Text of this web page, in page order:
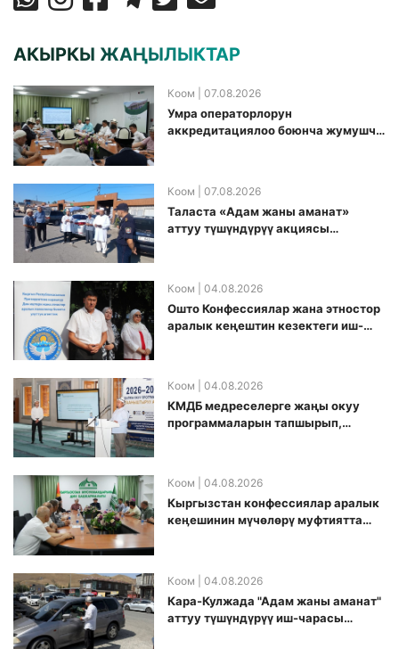
АКЫРКЫ ЖАҢЫЛЫКТАР
Коом | 07.08.2026
Умра операторлорун
аккредитациялоо боюнча жумушчу
Коом | 07.08.2026
Таласта «Адам жаны аманат»
аттуу түшүндүрүү акциясы
Коом | 04.08.2026
Ошто Конфессиялар жана этностор
аралык кеңештин кезектеги иш-
Коом | 04.08.2026
КМДБ медреселерге жаңы окуу
программаларын тапшырып,
Коом | 04.08.2026
Кыргызстан конфессиялар аралык
кеӊешинин мүчөлөрү муфтиятта
Коом | 04.08.2026
Кара-Кулжада "Адам жаны аманат"
аттуу түшүндүрүү иш-чарасы